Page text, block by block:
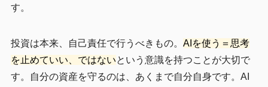
す。
投資は本来、自己責任で行うべきもの。 AIを使う＝思考
を止めていい、ではないという意識を持つことが大切で
す。自分の資産を守るのは、あくまで自分自身です。AI